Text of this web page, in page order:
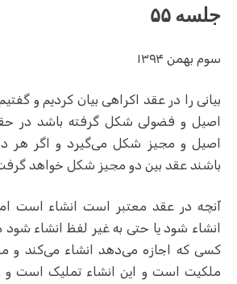
جلسه ۵۵
سوم بهمن ۱۳۹۴
بیانی را در عقد اکراهی بیان کردیم و
اصیل و فضولی شکل گرفته باشد در
اصیل و مجیز شکل می‌گیرد و اگر هر
باشند عقد بین دو مجیز شکل خواهد
آنچه در عقد معتبر است انشاء است
انشاء شود یا حتی به غیر لفظ انشاء
کسی که اجازه می‌دهد انشاء می‌کند و
ملکیت است و این انشاء تملیک است